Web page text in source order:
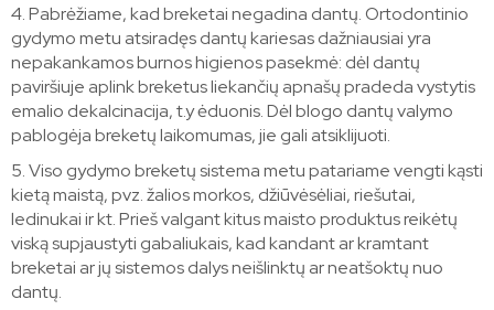
4. Pabrėžiame, kad breketai negadina dantų. Ortodontinio
gydymo metu atsiradęs dantų kariesas dažniausiai yra
nepakankamos burnos higienos pasekmė: dėl dantų
paviršiuje aplink breketus liekančių apnašų pradeda vystytis
emalio dekalcinacija, t.y ėduonis. Dėl blogo dantų valymo
pablogėja breketų laikomumas, jie gali atsiklijuoti.
5. Viso gydymo breketų sistema metu patariame vengti kąsti
kietą maistą, pvz. žalios morkos, džiūvėsėliai, riešutai,
ledinukai ir kt. Prieš valgant kitus maisto produktus reikėtų
viską supjaustyti gabaliukais, kad kandant ar kramtant
breketai ar jų sistemos dalys neišlinktų ar neatšoktų nuo
dantų.